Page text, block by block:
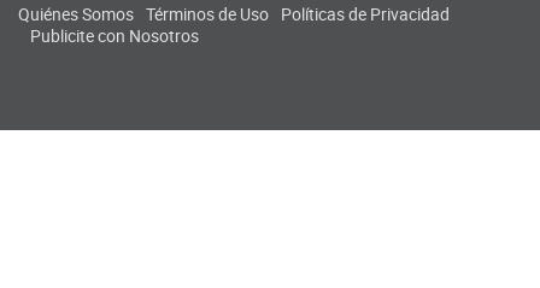
Quiénes Somos Términos de Uso Políticas de Privacidad
Publicite con Nosotros